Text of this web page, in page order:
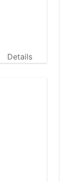
Details